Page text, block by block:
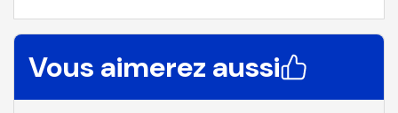
Vous aimerez aussi